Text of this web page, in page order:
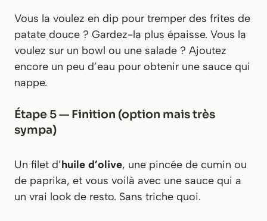
Vous la voulez en dip pour tremper des frites de
patate douce ? Gardez-la plus épaisse. Vous la
voulez sur un bowl ou une salade ? Ajoutez
encore un peu d’eau pour obtenir une sauce qui
nappe.
Étape 5 — Finition (option mais très
sympa)
Un filet d’huile d’olive, une pincée de cumin ou
de paprika, et vous voilà avec une sauce qui a
un vrai look de resto. Sans triche quoi.